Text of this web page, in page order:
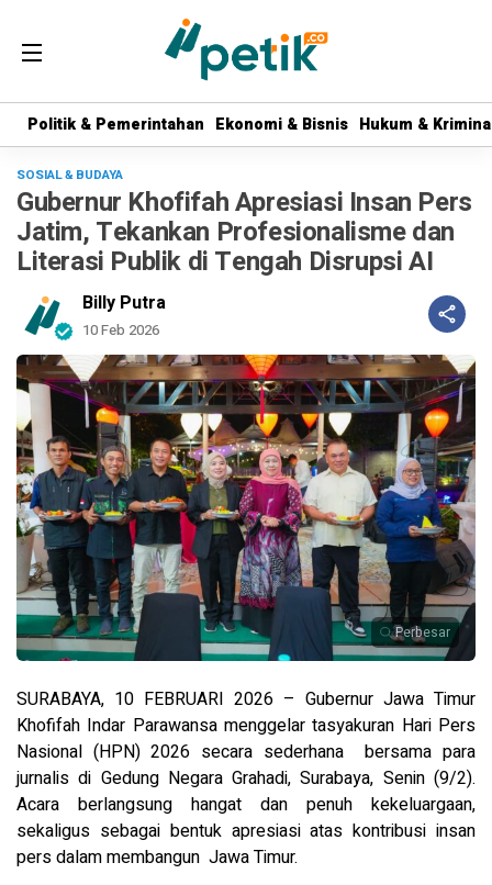
Politik & Pemerintahan Ekonomi & Bisnis Hukum &
Politik & Pemerintahan Ekonomi & Bisnis Hukum &
SOSIAL & BUDAYA
Gubernur Khofifah Apresiasi Insan Pers
Jatim, Tekankan Profesionalisme dan
Literasi Publik di Tengah Disrupsi AI
Billy Putra
10 Feb 2026
Perbesar
SURABAYA, 10 FEBRUARI 2026 – Gubernur Jawa Timur
Khofifah Indar Parawansa menggelar tasyakuran Hari Pers
Nasional (HPN) 2026 secara sederhana bersama para
jurnalis di Gedung Negara Grahadi, Surabaya, Senin (9/2).
Acara berlangsung hangat dan penuh kekeluargaan,
sekaligus sebagai bentuk apresiasi atas kontribusi insan
pers dalam membangun Jawa Timur.